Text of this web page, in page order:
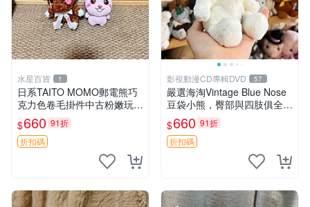
水星百貨 1
日系TAITO MOMO郵電熊巧
克力色卷毛掛件中古粉嫩玩偶
微瑕推薦 postpet momo 郵
電熊 中古玩偶
$660 91折
折扣碼
影視動漫CD專輯DVD 57
嚴選海淘Vintage Blue Nose
豆袋小熊，臀部與四肢俱全，
坐高11公分，附原盒與吊牌
收藏。藍鼻子小熊，值得擁有
玩具 憶熊
$660 91折
折扣碼